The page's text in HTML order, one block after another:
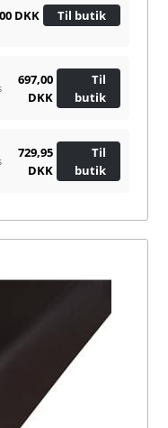
DKK Til butik
697,00
DKK
Til
butik
729,95
DKK
Til
butik